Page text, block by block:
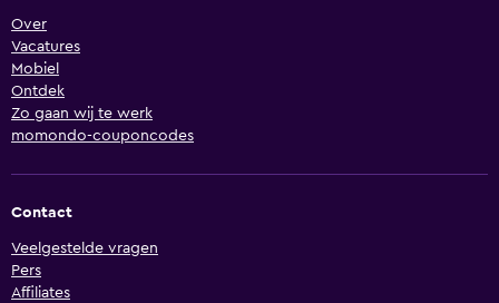
Over
Vacatures
Mobiel
Ontdek
Zo gaan wij te werk
momondo-couponcodes
Contact
Veelgestelde vragen
Pers
Affiliates